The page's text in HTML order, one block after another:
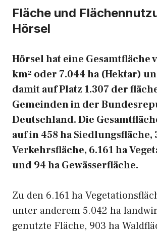
Fläche und
Hörsel
Hörsel hat eine Gesamtfläche
km² oder 7.044 ha (Hektar)
damit auf Platz 1.307 der
Gemeinden in der
Deutschland. Die
auf in 458 ha Siedlungsfläche,
Verkehrsfläche, 6.161 ha
und 94 ha Gewässerfläche.
Zu den 6.161 ha
unter anderem 5.042 ha
genutzte Fläche, 903 ha